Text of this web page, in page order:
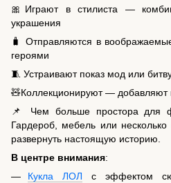
🎀Играют в стилиста —
украшения
🧳 Отправляются в
героями
🧵 Устраивают показ мод или
🧸Коллекционируют — добавляют
📌 Чем больше простора для
Гардероб, мебель или
развернуть настоящую историю.
В центре внимания:
Кукла ЛОЛ с эффектом